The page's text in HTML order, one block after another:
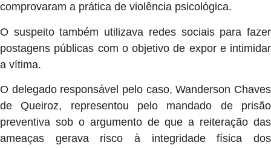
comprovaram a prática de violência psicológica.
O suspeito também utilizava redes sociais para fazer
postagens públicas com o objetivo de expor e intimidar
a vítima.
O delegado responsável pelo caso, Wanderson Chaves
de Queiroz, representou pelo mandado de prisão
preventiva sob o argumento de que a reiteração das
ameaças gerava risco à integridade física dos